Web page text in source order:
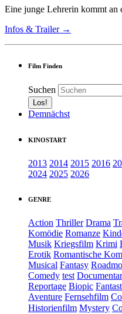
Eine junge Lehrerin kommt an
Infos & Trailer →
Film Finden
Suchen
Demnächst
KINOSTART
2013 2014 2015 2016
2024 2025 2026
GENRE
Action Thriller Drama
Komödie Romanze
Musik Kriegsfilm Krimi
Erotik Romantische
Musical Fantasy
Comedy test
Reportage Biopic
Aventure Fernsehfilm
Historienfilm Mystery